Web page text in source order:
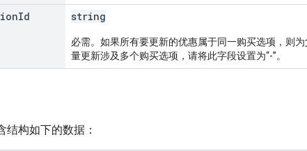
Id string
必需。如果所有要更新的优惠属于同一购买选项，则
量更新涉及多个购买选项，请将此字段设置为“-”。
结构如下的数据：